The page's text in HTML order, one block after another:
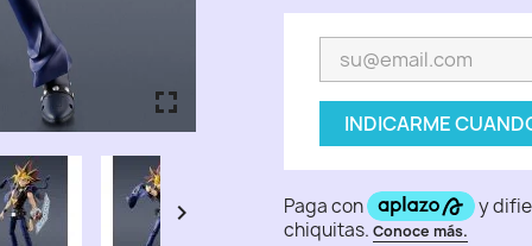
fullscreen
fullscreen
fullscreen
fullscreen
fullscreen

INDICARME